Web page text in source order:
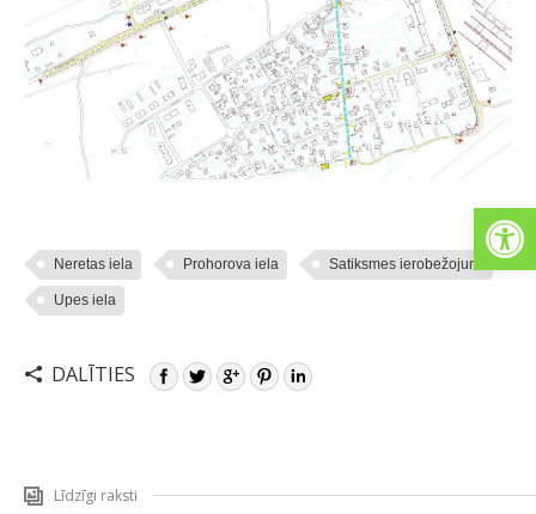
Neretas iela Prohorova iela Satiksmes ierobežojumi
Upes iela
DALĪTIES
Līdzīgi raksti